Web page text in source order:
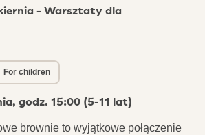
- Warsztaty dla
For children
godz. 15:00 (5-11 lat)
brownie to wyjątkowe połączenie